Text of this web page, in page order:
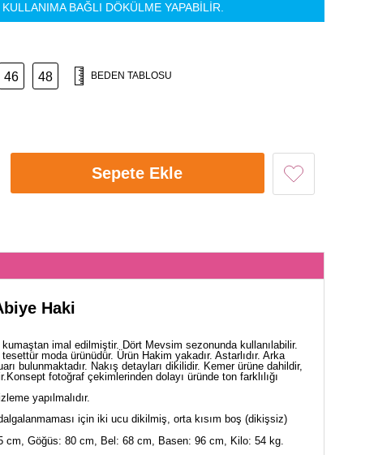
BAĞLI DÖKÜLME YAPABİLİR.
46 48 BEDEN TABLOSU
Sepete Ekle
Haki
imal edilmiştir. Dört Mevsim sezonunda kullanılabilir.
moda ürünüdür. Ürün Hakim yakadır. Astarlıdır. Arka
bulunmaktadır. Nakış detayları dikilidir. Kemer ürüne dahildir,
fotoğraf çekimlerinden dolayı üründe ton farklılığı
yapılmalıdır.
için iki ucu dikilmiş, orta kısım boş (dikişsiz)
cm, Göğüs: 80 cm, Bel: 68 cm, Basen: 96 cm, Kilo: 54 kg.